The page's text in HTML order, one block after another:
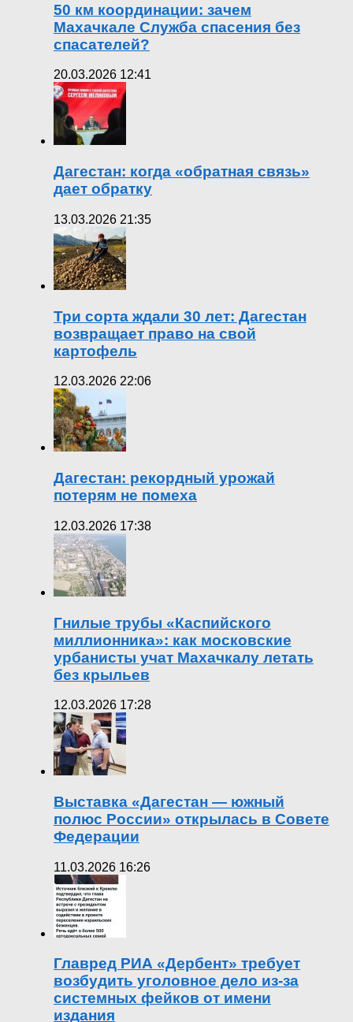
50 км координации: зачем
Махачкале Служба спасения без
спасателей?
20.03.2026 12:41
Дагестан: когда «обратная связь»
дает обратку
13.03.2026 21:35
Три сорта ждали 30 лет: Дагестан
возвращает право на свой
картофель
12.03.2026 22:06
Дагестан: рекордный урожай
потерям не помеха
12.03.2026 17:38
Гнилые трубы «Каспийского
миллионника»: как московские
урбанисты учат Махачкалу летать
без крыльев
12.03.2026 17:28
Выставка «Дагестан — южный
полюс России» открылась в Совете
Федерации
11.03.2026 16:26
Главред РИА «Дербент» требует
возбудить уголовное дело из-за
системных фейков от имени
издания